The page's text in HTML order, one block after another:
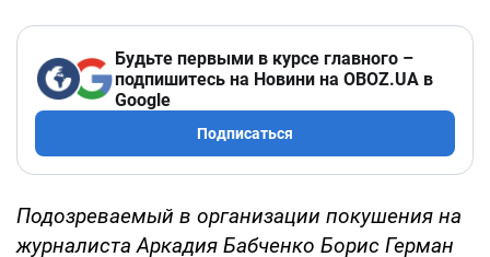
Будьте первыми в курсе главного –
подпишитесь на Новини на OBOZ.UA в
Google
Подписаться
Подозреваемый в организации покушения на
журналиста Аркадия Бабченко Борис Герман